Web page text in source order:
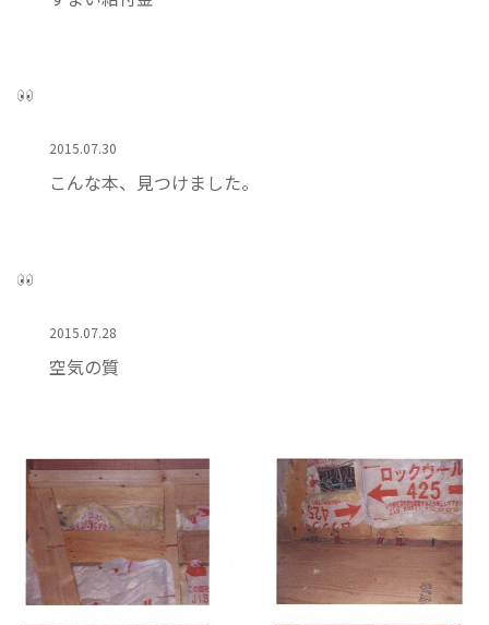
2015.07.30
こんな本、見つけました。
2015.07.28
空気の質